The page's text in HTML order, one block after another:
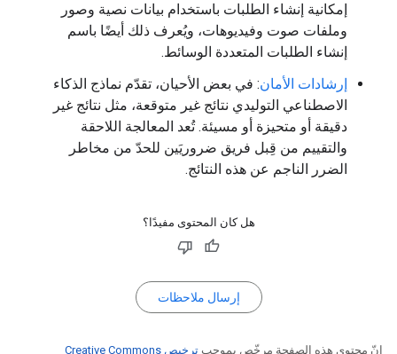
إمكانية إنشاء الطلبات باستخدام بيانات نصية وصور
وملفات صوت وفيديوهات، ويُعرف ذلك أيضًا باسم
إنشاء الطلبات المتعددة الوسائط.
إرشادات الأمان: في بعض الأحيان، تقدّم نماذج الذكاء
الاصطناعي التوليدي نتائج غير متوقعة، مثل نتائج غير
دقيقة أو متحيزة أو مسيئة. تُعد المعالجة اللاحقة
والتقييم من قِبل فريق ضروريَين للحدّ من مخاطر
الضرر الناجم عن هذه النتائج.
هل كان المحتوى مفيدًا؟
إرسال ملاحظات
إنّ محتوى هذه الصفحة مرخّص بموجب ترخيص Creative Commons